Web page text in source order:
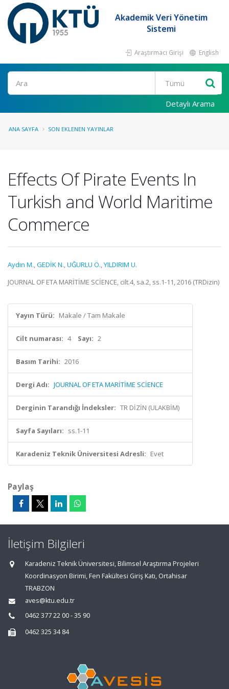
Akademik Veri Yönetim
Sistemi
Araştırmacı Girişi English
Ara
Detaylı Arama
ANA SAYFA SON EKLENEN YAYINLAR
Effects Of Pirate Events In
Turkish and World Maritime
Commerce
Aydın M.,GEDİK N.,UĞURLU Ö.,YILDIRIM U.
JOURNAL OF ETA MARİTİME SCİENCE, cilt.4, sa.2, ss.1-11, 2016 (TRDizin)
Yayın Türü: Makale / Tam Makale
Cilt numarası: 4 Sayı: 2
Basım Tarihi: 2016
Dergi Adı: JOURNAL OF ETA MARİTİME SCİENCE
Derginin Tarandığı İndeksler: TR DİZİN (ULAKBİM)
Sayfa Sayıları: ss.1-11
Karadeniz Teknik Üniversitesi Adresli: Evet
Paylaş
İletişim Bilgileri
Karadeniz Teknik Üniversitesi, Bilimsel Araştırma Projeleri
Koordinasyon Birimi, Fen Fakültesi Giriş Katı, Ortahisar
TRABZON
aves@ktu.edu.tr
0462 377 22 00 - 35 90
0462 325 34 84